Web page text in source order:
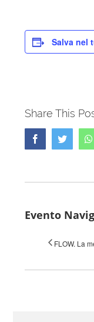
Salva nel
Share This
FacebookTwitter
Evento
FLOW. La